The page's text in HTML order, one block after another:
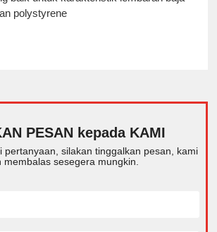
polystyrene
PESAN kepada KAMI
pertanyaan, silakan tinggalkan pesan, kami
membalas sesegera mungkin.